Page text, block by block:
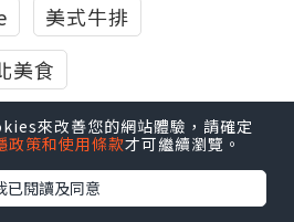
美式牛排
美食
來改善您的網站體驗，請確定
政策和使用條款才可繼續瀏覽。
已閱讀及同意